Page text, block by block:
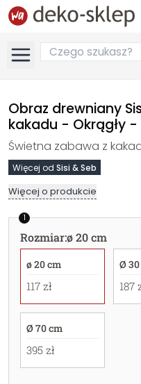
Obraz drewniany
kakadu - Okrągły
Świetna zabawa z
Więcej od Sisi & Seb
Więcej o produkcie
1
Rozmiar:ø 20 cm
ø 20 cm
117 zł
Ø
187
Ø 70 cm
395 zł